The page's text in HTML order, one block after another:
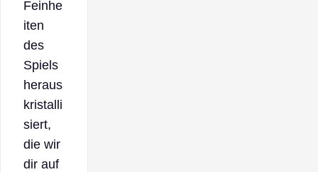
Feinhe
iten
des
Spiels
heraus
kristalli
siert,
die wir
dir auf